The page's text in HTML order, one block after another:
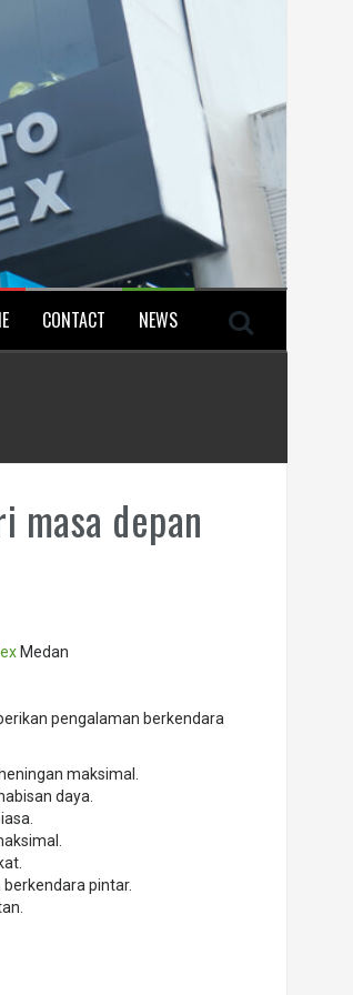
CONTACT NEWS
masa depan
Medan
pengalaman berkendara
maksimal.
daya.
pintar.